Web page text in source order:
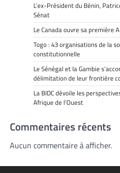
L’ex-Président du Bénin,
Sénat
Le Canada ouvre sa première
Togo : 43 organisations de la
constitutionnelle
Le Sénégal et la Gambie
délimitation de leur frontière
La BIDC dévoile les
Afrique de l’Ouest
Commentaires récents
Aucun commentaire à afficher.